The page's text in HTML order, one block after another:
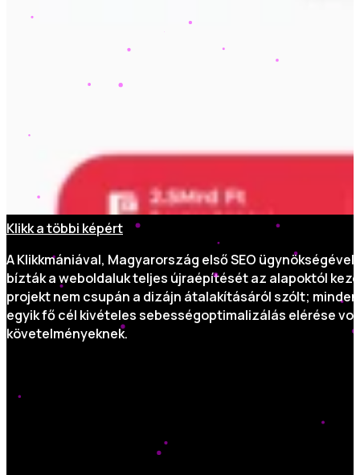
Klikk a többi képért
A Klikkmániával, Magyarország első SEO
bízták a weboldaluk teljes újraépítését az alapoktól
projekt nem csupán a dizájn átalakításáról szólt;
egyik fő cél kivételes sebességoptimalizálás elérése
követelményeknek.